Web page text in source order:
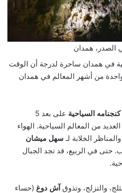
همدان
في همدان ساحرة لدرجة أن الوقت
واحدة من أشهر المعالم في همدان
السياحية
على بعد 5
من المعالم السياحية. الهواء
والمناظر الخلابة لـ سهل ميشان
حتى في الربيع، قد تجد الجبال
والتزلج، وتذوقآش دوغ (حساء